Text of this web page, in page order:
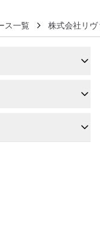
ス一覧 株式会社リヴ